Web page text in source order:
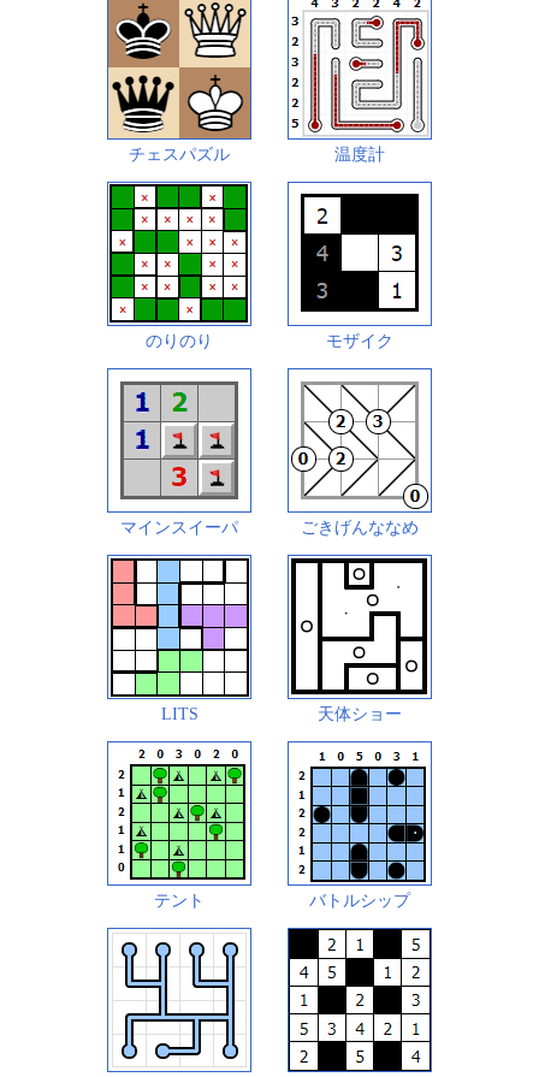
チェスパズル 温度計
のりのり モザイク
マインスイーパ ごきげんななめ
LITS 天体ショー
テント バトルシップ